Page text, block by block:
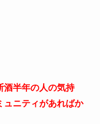
酒半年の人の気持
ュニティがあればか